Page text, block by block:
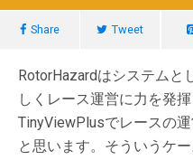
Share Tweet
RotorHazardはシステムと
しくレース運営に力を発
TinyViewPlusでレースの
と思います。そういうケ